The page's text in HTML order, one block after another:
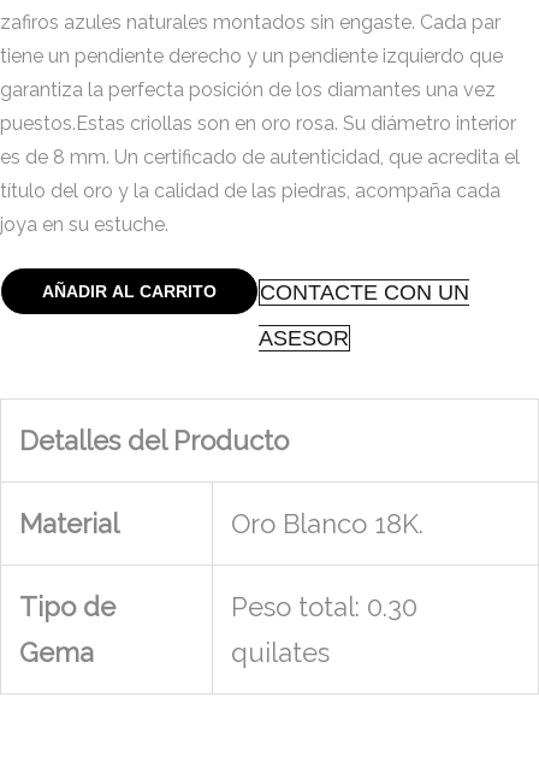
zafiros azules naturales montados sin engaste. Cada par
tiene un pendiente derecho y un pendiente izquierdo que
garantiza la perfecta posición de los diamantes una vez
puestos.Estas criollas son en oro rosa. Su diámetro interior
es de 8 mm. Un certificado de autenticidad, que acredita el
título del oro y la calidad de las piedras, acompaña cada
joya en su estuche.
AÑADIR AL CARRITO
CONTACTE CON UN
ASESOR
Detalles del Producto
Material Oro Blanco 18K.
Tipo de
Gema
Peso total: 0.30
quilates